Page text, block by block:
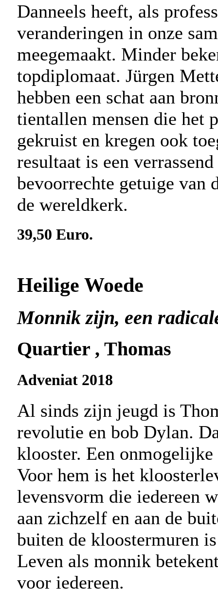
Danneels heeft, als
veranderingen in onze
meegemaakt. Minder
topdiplomaat. Jürgen
hebben een schat aan
tientallen mensen die het
gekruist en kregen ook
resultaat is een
bevoorrechte getuige van
de wereldkerk.
39,50 Euro.
Heilige Woede
Monnik zijn, een
Quartier , Thomas
Adveniat 2018
Al sinds zijn jeugd is
revolutie en bob Dylan.
klooster. Een
Voor hem is het
levensvorm die iedereen
aan zichzelf en aan de
buiten de kloostermuren
Leven als monnik
voor iedereen.